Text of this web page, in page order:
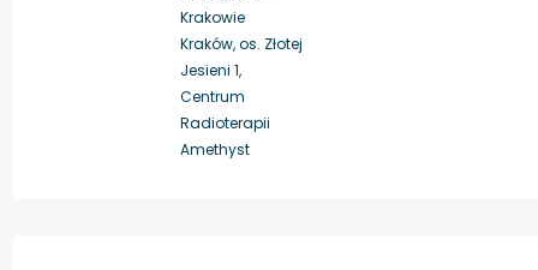
Krakowie
Kraków, os. Złotej
Jesieni 1,
Centrum
Radioterapii
Amethyst